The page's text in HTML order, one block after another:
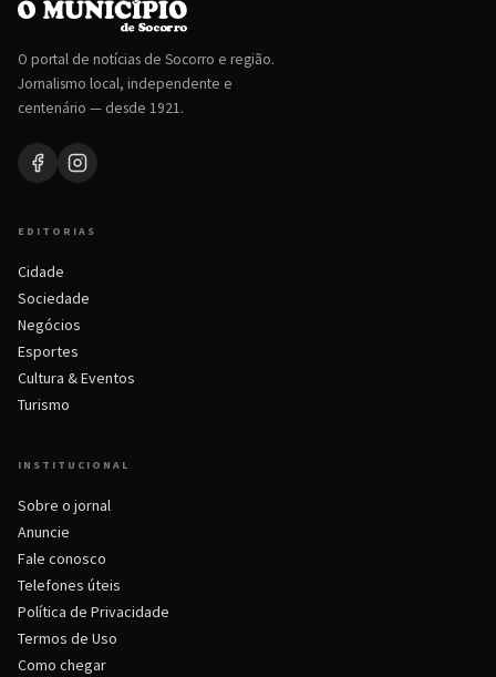
O portal de notícias de Socorro e região.
Jornalismo local, independente e
centenário — desde 1921.
EDITORIAS
Cidade
Sociedade
Negócios
Esportes
Cultura & Eventos
Turismo
INSTITUCIONAL
Sobre o jornal
Anuncie
Fale conosco
Telefones úteis
Política de Privacidade
Termos de Uso
Como chegar